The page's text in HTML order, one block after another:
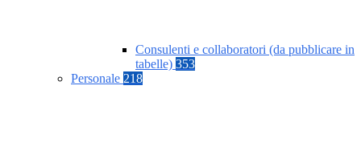
Consulenti e collaboratori (da pubblicare in
tabelle) 353
Personale 218